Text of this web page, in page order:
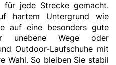
jede Strecke gemacht.
hartem Untergrund wie
auf eine besonders gute
unebene Wege oder
Outdoor-Laufschuhe mit
Wahl. So bleiben Sie stabil